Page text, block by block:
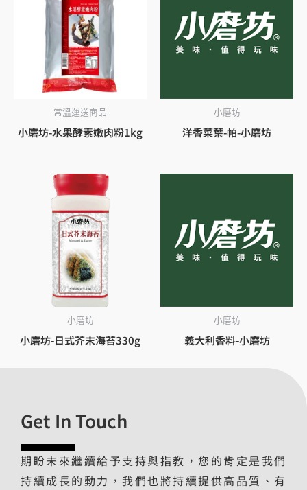
常溫運送商品
小磨坊-水果酵素嫩肉粉1kg
小磨坊
洋香菜葉-帕-小磨坊
小磨坊
小磨坊-日式芥末海苔330g
小磨坊
義大利香料-小磨坊
Get In Touch
期盼未來繼續給予支持與指教，您的肯定是我們
持續成長的動力，我們也將持續提供高品質、有